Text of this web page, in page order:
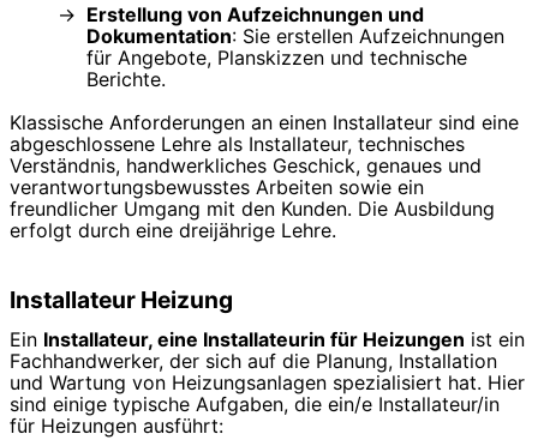
Erstellung von Aufzeichnungen und
Dokumentation: Sie erstellen Aufzeichnungen
für Angebote, Planskizzen und technische
Berichte.
Klassische Anforderungen an einen Installateur sind eine
abgeschlossene Lehre als Installateur, technisches
Verständnis, handwerkliches Geschick, genaues und
verantwortungsbewusstes Arbeiten sowie ein
freundlicher Umgang mit den Kunden. Die Ausbildung
erfolgt durch eine dreijährige Lehre.
Installateur Heizung
Ein Installateur, eine Installateurin für Heizungen ist ein
Fachhandwerker, der sich auf die Planung, Installation
und Wartung von Heizungsanlagen spezialisiert hat. Hier
sind einige typische Aufgaben, die ein/e Installateur/in
für Heizungen ausführt: